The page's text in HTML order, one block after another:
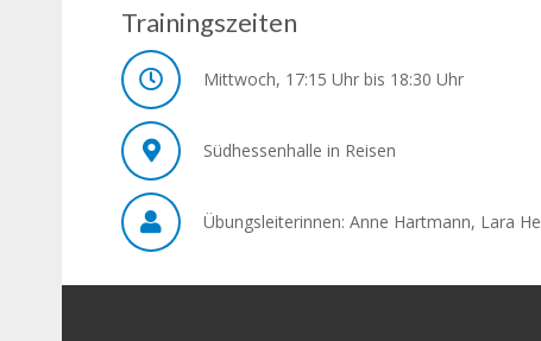
Trainingszeiten
Mittwoch, 17:15 Uhr bis 18:30 Uhr
Südhessenhalle in Reisen
Übungsleiterinnen: Anne Hartmann, Lara